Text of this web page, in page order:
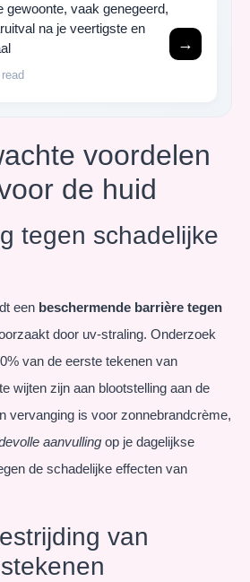
gewoonte, vaak genegeerd,
na je veertigste en
→
voordelen
de huid
tegen schadelijke
een beschermende barrière tegen
door uv-straling. Onderzoek
van de eerste tekenen van
wijten zijn aan blootstelling aan de
vervanging is voor zonnebrandcrème,
aanvulling op je dagelijkse
de schadelijke effecten van
van